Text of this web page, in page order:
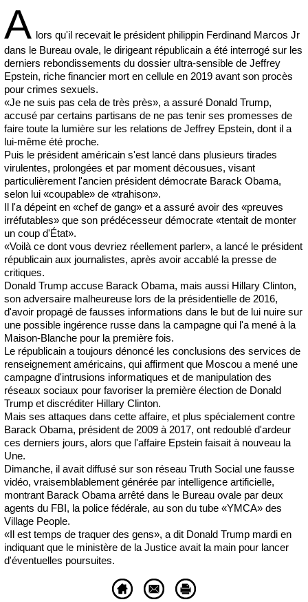
A lors qu'il recevait le président philippin Ferdinand Marcos Jr
dans le Bureau ovale, le dirigeant républicain a été interrogé sur les
derniers rebondissements du dossier ultra-sensible de Jeffrey
Epstein, riche financier mort en cellule en 2019 avant son procès
pour crimes sexuels.
«Je ne suis pas cela de très près», a assuré Donald Trump,
accusé par certains partisans de ne pas tenir ses promesses de
faire toute la lumière sur les relations de Jeffrey Epstein, dont il a
lui-même été proche.
Puis le président américain s'est lancé dans plusieurs tirades
virulentes, prolongées et par moment décousues, visant
particulièrement l'ancien président démocrate Barack Obama,
selon lui «coupable» de «trahison».
Il l'a dépeint en «chef de gang» et a assuré avoir des «preuves
irréfutables» que son prédécesseur démocrate «tentait de monter
un coup d'État».
«Voilà ce dont vous devriez réellement parler», a lancé le président
républicain aux journalistes, après avoir accablé la presse de
critiques.
Donald Trump accuse Barack Obama, mais aussi Hillary Clinton,
son adversaire malheureuse lors de la présidentielle de 2016,
d'avoir propagé de fausses informations dans le but de lui nuire sur
une possible ingérence russe dans la campagne qui l'a mené à la
Maison-Blanche pour la première fois.
Le républicain a toujours dénoncé les conclusions des services de
renseignement américains, qui affirment que Moscou a mené une
campagne d'intrusions informatiques et de manipulation des
réseaux sociaux pour favoriser la première élection de Donald
Trump et discréditer Hillary Clinton.
Mais ses attaques dans cette affaire, et plus spécialement contre
Barack Obama, président de 2009 à 2017, ont redoublé d'ardeur
ces derniers jours, alors que l'affaire Epstein faisait à nouveau la
Une.
Dimanche, il avait diffusé sur son réseau Truth Social une fausse
vidéo, vraisemblablement générée par intelligence artificielle,
montrant Barack Obama arrêté dans le Bureau ovale par deux
agents du FBI, la police fédérale, au son du tube «YMCA» des
Village People.
«Il est temps de traquer des gens», a dit Donald Trump mardi en
indiquant que le ministère de la Justice avait la main pour lancer
d'éventuelles poursuites.